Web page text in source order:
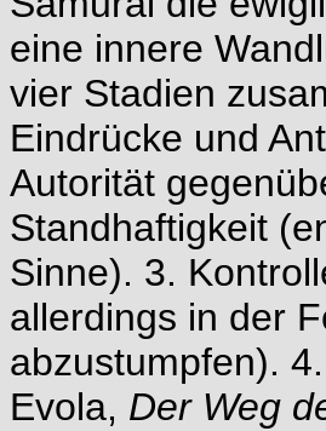
eine innere
vier Stadien
Eindrücke und
Autorität
Standhaftigkeit
Sinne). 3.
allerdings in der
abzustumpfen).
Evola, Der Weg